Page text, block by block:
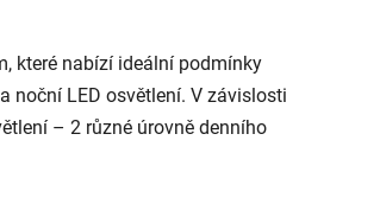
které nabízí ideální podmínky
noční LED osvětlení. V závislosti
– 2 různé úrovně denního